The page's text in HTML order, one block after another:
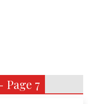
Page 7